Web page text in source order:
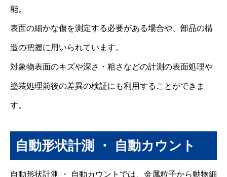
能。
表面の細かな傷を測定する必要がある場合や、部品の構
造の把握に用いられています。
対象物表面のキズや深さ・粗さなどの計測の表面処理や
塗装処理前後の差異の検証にも利用することができま
す。
自動形状計測 ・ 自動カウント
自動形状計測 ・ 自動カウントでは、金属粒子から動物細